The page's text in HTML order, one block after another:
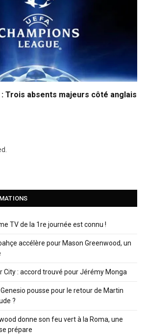
Trois absents majeurs côté anglais
TV de la 1re journée est connu !
accélère pour Mason Greenwood, un
City : accord trouvé pour Jérémy Monga
pousse pour le retour de Martin
?
donne son feu vert à la Roma, une
prépare